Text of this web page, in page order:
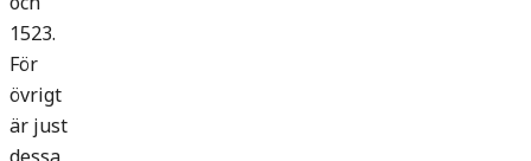
1523.
För
övrigt
är just